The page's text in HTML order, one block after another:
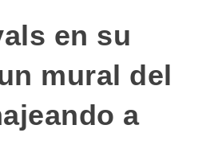
en su
mural del
a